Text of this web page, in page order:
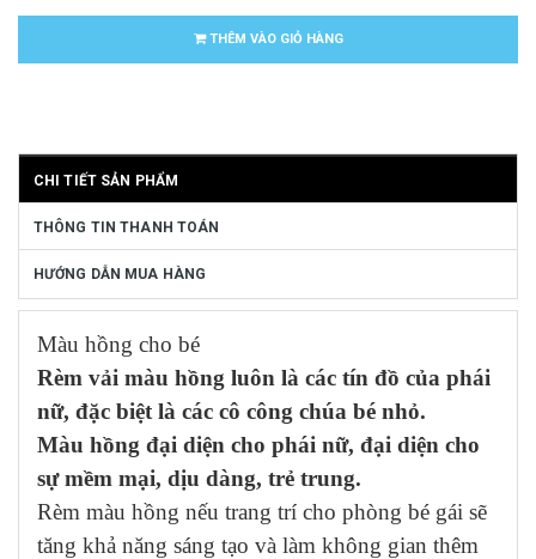
THÊM VÀO GIỎ HÀNG
CHI TIẾT SẢN PHẨM
THÔNG TIN THANH TOÁN
HƯỚNG DẪN MUA HÀNG
Màu hồng cho bé
Rèm vải màu hồng luôn là các tín đồ của phái
nữ, đặc biệt là các cô công chúa bé nhỏ.
Màu hồng đại diện cho phái nữ, đại diện cho
sự mềm mại, dịu dàng, trẻ trung.
Rèm màu hồng nếu trang trí cho phòng bé gái sẽ
tăng khả năng sáng tạo và làm không gian thêm